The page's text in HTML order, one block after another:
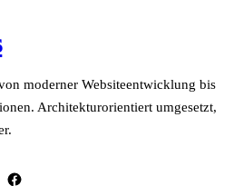
moderner Websiteentwicklung bis
Architekturorientiert umgesetzt,